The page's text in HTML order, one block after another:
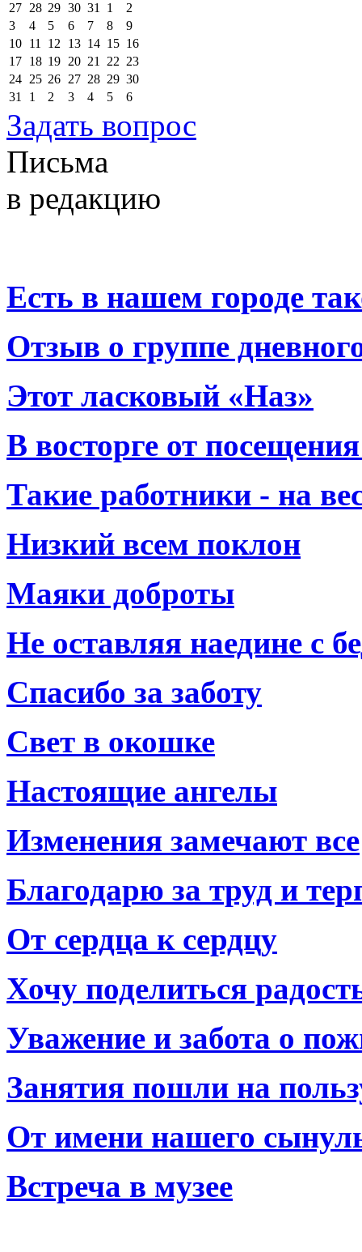
27 28 29 30 31 1
2
3
4 5 6 7 8
9
10 11 12 13 14 15 16
17 18 19 20 21 22 23
24 25 26 27 28 29 30
31
1 2 3 4 5 6
Задать вопрос
Письма
в редакцию
Есть в нашем городе
Отзыв о группе
Этот ласковый «Наз»
В восторге от
Такие работники - на
Низкий всем поклон
Маяки доброты
Не оставляя наедине с
Спасибо за заботу
Свет в окошке
Настоящие ангелы
Изменения замечают все
Благодарю за труд и
От сердца к сердцу
Хочу поделиться
Уважение и забота о
Занятия пошли на
От имени нашего
Встреча в музее